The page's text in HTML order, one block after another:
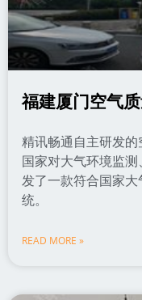
福建厦门空气
精讯畅通自主研发
国家对大气环境监
发了一款符合国家
统。
READ MORE »